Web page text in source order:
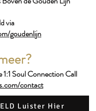
via
goudenlijn
1:1 Soul Connection Call
contact
Luister Hier